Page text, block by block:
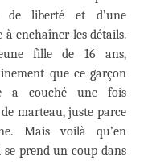
de liberté et d’une
à enchaîner les détails.
fille de 16 ans,
que ce garçon
a couché une fois
marteau, juste parce
Mais voilà qu’en
se prend un coup dans